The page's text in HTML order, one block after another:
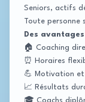
Seniors, actifs
Toute personne
Des
🏠 Coaching
⏰ Horaires
💪 Motivation
📈 Résultats